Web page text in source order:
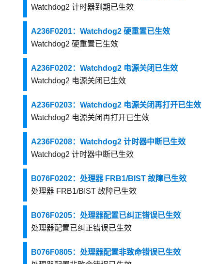
Watchdog2 计时器到期已生效
A236F0201：Watchdog2 硬重置已生效
Watchdog2 硬重置已生效
A236F0202：Watchdog2 电源关闭已生效
Watchdog2 电源关闭已生效
A236F0203：Watchdog2 电源关闭再打开已生效
Watchdog2 电源关闭再打开已生效
A236F0208：Watchdog2 计时器中断已生效
Watchdog2 计时器中断已生效
B076F0202：处理器 FRB1/BIST 故障已生效
处理器 FRB1/BIST 故障已生效
B076F0205：处理器配置已纠正错误已生效
处理器配置已纠正错误已生效
B076F0805：处理器配置非致命错误已生效